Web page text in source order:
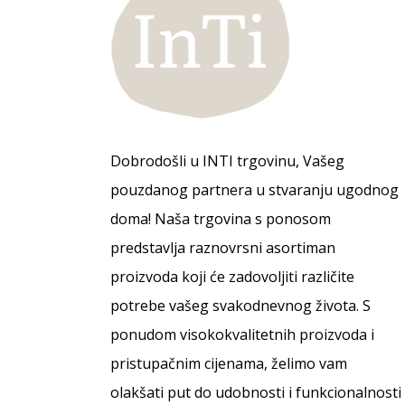
Dobrodošli u INTI trgovinu, Vašeg
pouzdanog partnera u stvaranju ugodnog
doma! Naša trgovina s ponosom
predstavlja raznovrsni asortiman
proizvoda koji će zadovoljiti različite
potrebe vašeg svakodnevnog života. S
ponudom visokokvalitetnih proizvoda i
pristupačnim cijenama, želimo vam
olakšati put do udobnosti i funkcionalnosti